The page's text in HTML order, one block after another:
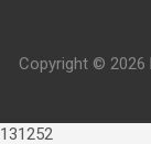
Copyright © 2026
131252